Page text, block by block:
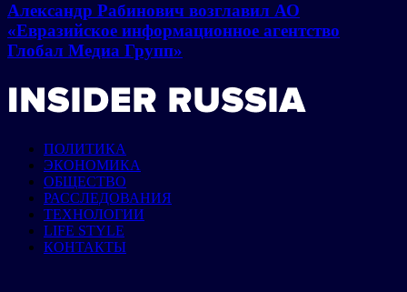
Александр Рабинович возглавил АО
«Евразийское информационное агентство
Глобал Медиа Групп»
ПОЛИТИКА
ЭКОНОМИКА
ОБЩЕСТВО
РАССЛЕДОВАНИЯ
ТЕХНОЛОГИИ
LIFE STYLE
КОНТАКТЫ